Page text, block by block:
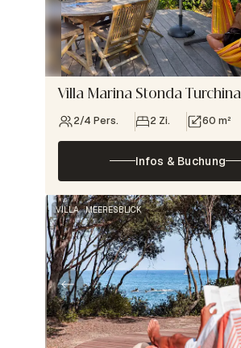
Villa Marina Stonda Turchina
2/4 Pers. 2 Zi. 60 m²
Infos & Buchung
VILLA MEERESBLICK